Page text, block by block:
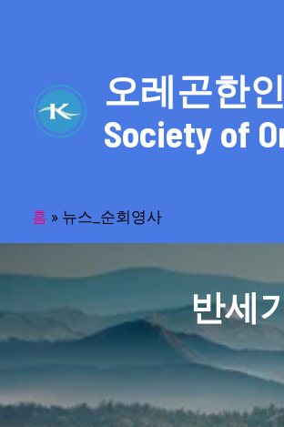
오레곤한
Society of
홈 » 뉴스_순회영사
반세